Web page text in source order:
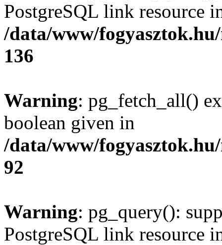
PostgreSQL link resource
/data/www/
136
Warning: pg_fetch_all()
boolean given in
/data/www/
92
Warning: pg_query():
PostgreSQL link resource